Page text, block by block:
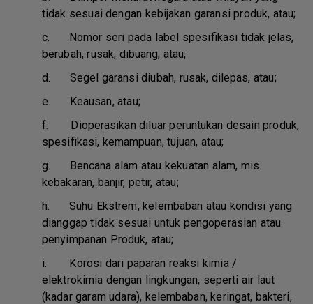
tidak sesuai dengan kebijakan garansi produk, atau;
c. Nomor seri pada label spesifikasi tidak jelas,
berubah, rusak, dibuang, atau;
d. Segel garansi diubah, rusak, dilepas, atau;
e. Keausan, atau;
f. Dioperasikan diluar peruntukan desain produk,
spesifikasi, kemampuan, tujuan, atau;
g. Bencana alam atau kekuatan alam, mis.
kebakaran, banjir, petir, atau;
h. Suhu Ekstrem, kelembaban atau kondisi yang
dianggap tidak sesuai untuk pengoperasian atau
penyimpanan Produk, atau;
i. Korosi dari paparan reaksi kimia /
elektrokimia dengan lingkungan, seperti air laut
(kadar garam udara), kelembaban, keringat, bakteri,